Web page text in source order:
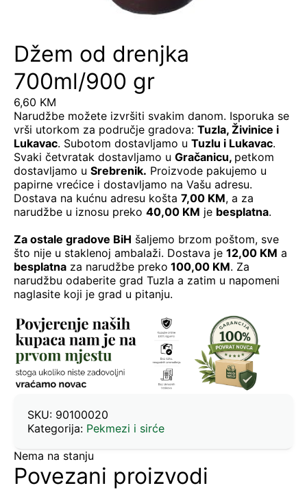
Džem od drenjka
700ml/900 gr
6,60 KM
Narudžbe možete izvršiti svakim danom. Isporuka se
vrši utorkom za područje gradova: Tuzla, Živinice i
Lukavac. Subotom dostavljamo u Tuzlu i Lukavac.
Svaki četvratak dostavljamo u Gračanicu, petkom
dostavljamo u Srebrenik. Proizvode pakujemo u
papirne vrećice i dostavljamo na Vašu adresu.
Dostava na kućnu adresu košta 7,00 KM, a za
narudžbe u iznosu preko 40,00 KM je besplatna.
Za ostale gradove BiH šaljemo brzom poštom, sve
što nije u staklenoj ambalaži. Dostava je 12,00 KM a
besplatna za narudžbe preko 100,00 KM. Za
narudžbu odaberite grad Tuzla a zatim u napomeni
naglasite koji je grad u pitanju.
SKU: 90100020
Kategorija: Pekmezi i sirće
Nema na stanju
Povezani proizvodi